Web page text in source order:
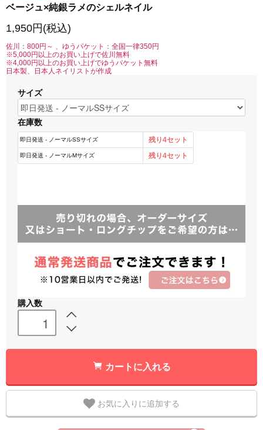
ベージュ×純銀ラメのシェルネイル
1,950円(税込)
佐川：800円～ 、ゆうパケット：全国一律350円
※5,000円以上のお買い上げで佐川無料
※4,000円以上のお買い上げでゆうパケット無料
日本製、日本人ネイリストが作成
サイズ
在庫数
購入数
カートに入れる
お気に入りに追加する